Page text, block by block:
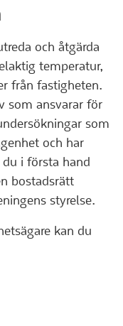
och åtgärda
temperatur,
från fastigheten.
som ansvarar för
som
och har
i första hand
bostadsrätt
styrelse.
kan du